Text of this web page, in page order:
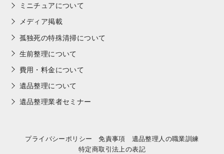
ミニチュアについて
メディア掲載
孤独死の特殊清掃について
生前整理について
費用・料金について
遺品整理について
遺品整理業者セミナー
プライバシーポリシー 免責事項
遺品整理人の職業訓練
特定商取引法上の表記